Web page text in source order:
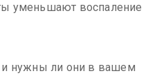
уменьшают воспаление
и нужны ли они в вашем